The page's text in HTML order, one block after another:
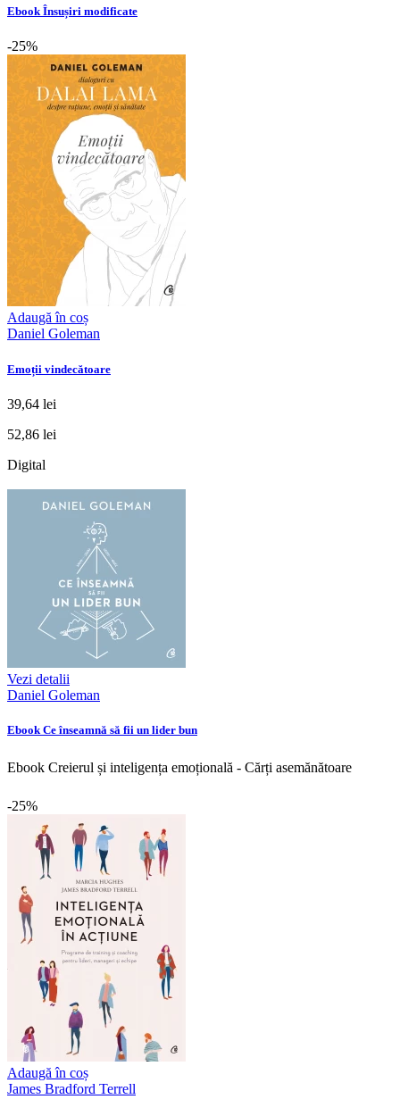
Ebook Însușiri modificate
-25%
Adaugă în coș
Daniel Goleman
Emoții vindecătoare
39,64 lei
52,86 lei
Digital
Vezi detalii
Daniel Goleman
Ebook Ce înseamnă să fii un lider bun
Ebook Creierul și inteligența emoțională - Cărți asemănătoare
-25%
Adaugă în coș
James Bradford Terrell